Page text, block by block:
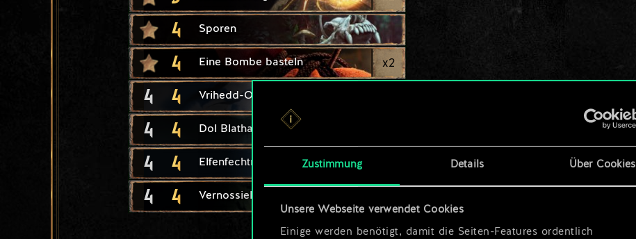
Zustimmung Details Über Cookies
Unsere Webseite verwendet Cookies
Einige werden benötigt, damit die Seiten-Features ordentlich
4 Sporen
4 Eine Bombe basteln x2
4 4 Vrihedd-Offizier
4 4 Dol Blathanna: Pfeile
4 4 Elfenfechtmeisterin
4 4 Vernossiels Kommando